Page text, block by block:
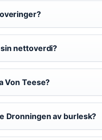
nettoverdi?
Von Teese?
Dronningen av burlesk?